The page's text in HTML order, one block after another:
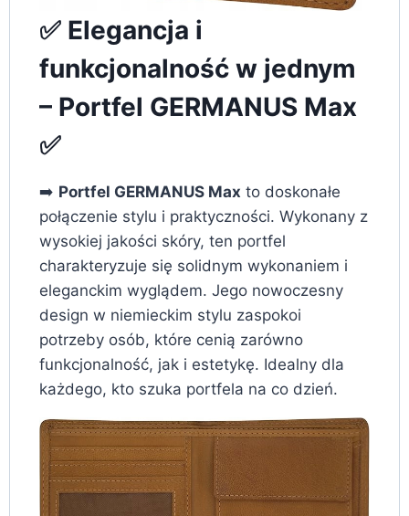
✅ Elegancja i
funkcjonalność w jednym
– Portfel GERMANUS Max
✅
➡️ Portfel GERMANUS Max to doskonałe
połączenie stylu i praktyczności. Wykonany z
wysokiej jakości skóry, ten portfel
charakteryzuje się solidnym wykonaniem i
eleganckim wyglądem. Jego nowoczesny
design w niemieckim stylu zaspokoi
potrzeby osób, które cenią zarówno
funkcjonalność, jak i estetykę. Idealny dla
każdego, kto szuka portfela na co dzień.